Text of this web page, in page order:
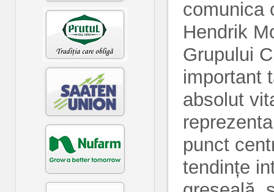
comunica
Hendrik
Grupului
important
absolut
punct
tendințe